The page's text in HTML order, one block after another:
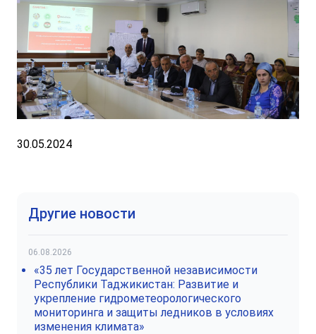
30.05.2024
Другие новости
06.08.2026
«35 лет Государственной независимости
Республики Таджикистан: Развитие и
укрепление гидрометеорологического
мониторинга и защиты ледников в условиях
изменения климата»